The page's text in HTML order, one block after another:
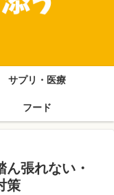
サプリ・医療
フード
張れない・
策